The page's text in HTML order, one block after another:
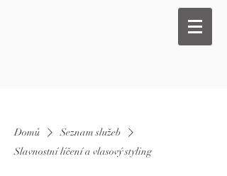
Domů
Seznam služeb
Slavnostní líčení a vlasový styling